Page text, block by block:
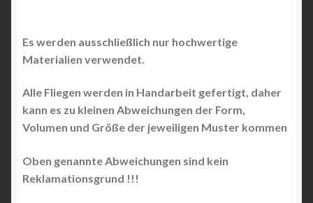
Es werden ausschließlich nur hochwertige
Materialien verwendet.
Alle Fliegen werden in Handarbeit gefertigt, daher
kann es zu kleinen Abweichungen der Form,
Volumen und Größe der jeweiligen Muster kommen
Oben genannte Abweichungen sind kein
Reklamationsgrund !!!